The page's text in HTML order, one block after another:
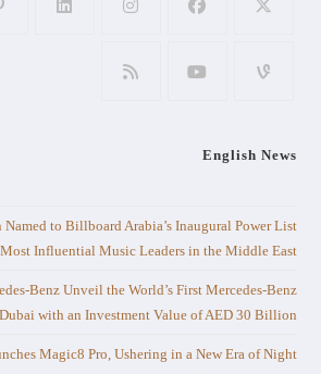
English News
to Billboard Arabia’s Inaugural Power List
Influential Music Leaders in the Middle East
Benz Unveil the World’s First Mercedes-Benz
with an Investment Value of AED 30 Billion
Magic8 Pro, Ushering in a New Era of Night